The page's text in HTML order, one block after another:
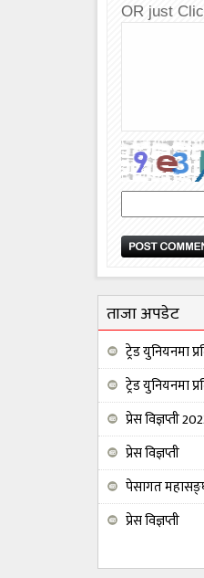
OR just
ताजा अपडेट
ट्रेड युनियनमा
ट्रेड युनियनमा
प्रेस विज्ञप्ती
प्रेस विज्ञप्ती
पेसागत महासङ्घ
प्रेस विज्ञप्ती